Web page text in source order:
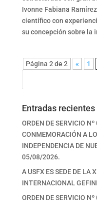
Ivonne Fabiana
científico con
su concepción sobre la
Página 2 de 2 « 1
Entradas recientes
ORDEN DE SERVICIO
CONMEMORACIÓN A
INDEPENDENCIA DE
05/08/2026.
A USFX ES SEDE DE LA
INTERNACIONAL
ORDEN DE SERVICIO